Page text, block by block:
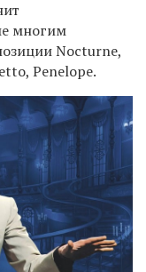
многим
Nocturne,
Penelope.